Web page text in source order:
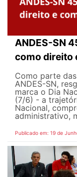
ANDES-SN
como direito
Como parte
ANDES-SN,
marca o Dia
(7/6) - a
Nacional,
administrativo,
Publicado em: 19 de